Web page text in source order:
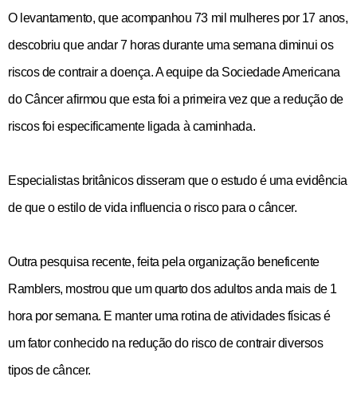
O levantamento, que acompanhou 73 mil mulheres por 17 anos,
descobriu que andar 7 horas durante uma semana diminui os
riscos de contrair a doença. A equipe da Sociedade Americana
do Câncer afirmou que esta foi a primeira vez que a redução de
riscos foi especificamente ligada à caminhada.
Especialistas britânicos disseram que o estudo é uma evidência
de que o estilo de vida influencia o risco para o câncer.
Outra pesquisa recente, feita pela organização beneficente
Ramblers, mostrou que um quarto dos adultos anda mais de 1
hora por semana. E manter uma rotina de atividades físicas é
um fator conhecido na redução do risco de contrair diversos
tipos de câncer.